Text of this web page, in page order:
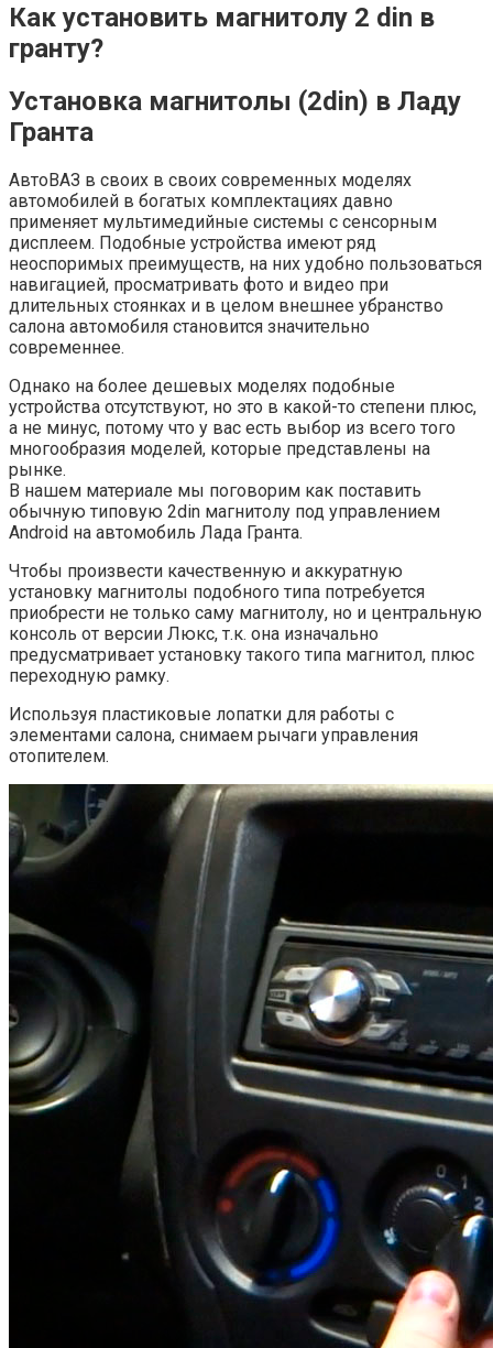
Как установить магнитолу 2 din в
гранту?
Установка магнитолы (2din) в Ладу
Гранта
АвтоВАЗ в своих в своих современных моделях
автомобилей в богатых комплектациях давно
применяет мультимедийные системы с сенсорным
дисплеем. Подобные устройства имеют ряд
неоспоримых преимуществ, на них удобно пользоваться
навигацией, просматривать фото и видео при
длительных стоянках и в целом внешнее убранство
салона автомобиля становится значительно
современнее.
Однако на более дешевых моделях подобные
устройства отсутствуют, но это в какой-то степени плюс,
а не минус, потому что у вас есть выбор из всего того
многообразия моделей, которые представлены на
рынке.
В нашем материале мы поговорим как поставить
обычную типовую 2din магнитолу под управлением
Android на автомобиль Лада Гранта.
Чтобы произвести качественную и аккуратную
установку магнитолы подобного типа потребуется
приобрести не только саму магнитолу, но и центральную
консоль от версии Люкс, т.к. она изначально
предусматривает установку такого типа магнитол, плюс
переходную рамку.
Используя пластиковые лопатки для работы с
элементами салона, снимаем рычаги управления
отопителем.